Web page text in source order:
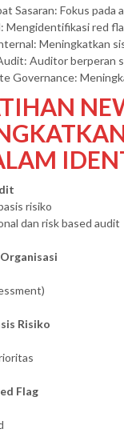
Sasaran: Fokus pada
Mengidentifikasi red
Meningkatkan
Auditor berperan
Governance:
risiko
dan risk based audit
Risiko
Flag